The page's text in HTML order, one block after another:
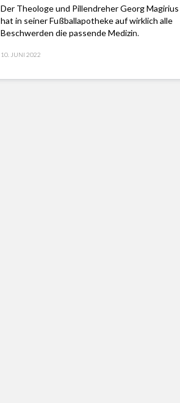
Der Theologe und Pillendreher Georg Magirius
hat in seiner Fußballapotheke auf wirklich alle
Beschwerden die passende Medizin.
10. JUNI 2022